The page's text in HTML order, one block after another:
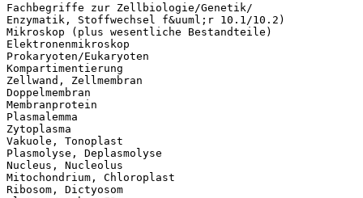
Fachbegriffe zur Zellbiologie/Genetik/
Enzymatik, Stoffwechsel f&uuml;r 10.1/10.2)
Mikroskop (plus wesentliche Bestandteile)
Elektronenmikroskop
Prokaryoten/Eukaryoten
Kompartimentierung
Zellwand, Zellmembran
Doppelmembran
Membranprotein
Plasmalemma
Zytoplasma
Vakuole, Tonoplast
Plasmolyse, Deplasmolyse
Nucleus, Nucleolus
Mitochondrium, Chloroplast
Ribosom, Dictyosom